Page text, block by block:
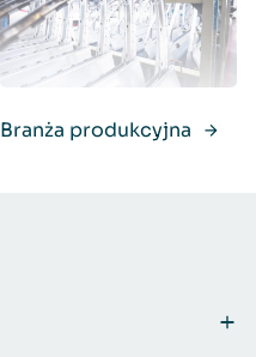
Branża produkcyjna